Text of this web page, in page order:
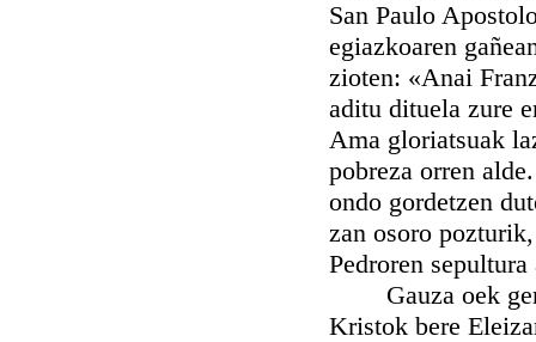
San Paulo
egiazkoaren
zioten: «Anai
aditu dituela zure
Ama gloriatsuak
pobreza orren
ondo gordetzen
zan osoro
Pedroren
Gauza oek
Kristok bere